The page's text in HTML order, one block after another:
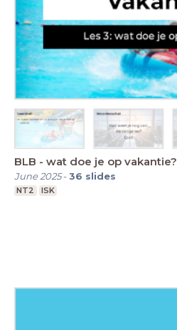
BLB - wat doe je op vakantie?
June 2025-36 slides
NT2 ISK